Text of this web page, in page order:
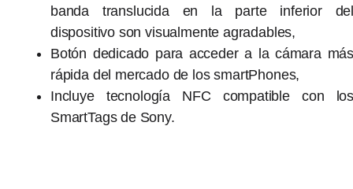
banda translucida en la parte inferior del
dispositivo son visualmente agradables,
Botón dedicado para acceder a la cámara más
rápida del mercado de los smartPhones,
Incluye tecnología NFC compatible con los
SmartTags de Sony.